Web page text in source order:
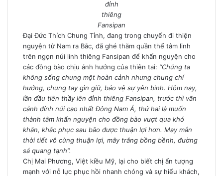
đỉnh
thiêng
Fansipan
Đại Đức Thích Chung Tỉnh, đang trong chuyến đi thiện
nguyện từ Nam ra Bắc, đã ghé thăm quần thể tâm linh
trên ngọn núi linh thiêng Fansipan để khấn nguyện cho
các đồng bào chịu ảnh hưởng của thiên tai: “Chúng ta
không sống chung một hoàn cảnh nhưng chung chí
hướng, chung tay gìn giữ, bảo vệ sự yên bình. Hôm nay,
lần đầu tiên thầy lên đỉnh thiêng Fansipan, trước thì vãn
cảnh đỉnh núi cao nhất Đông Nam Á, thứ hai là muốn
thành tâm khấn nguyện cho đồng bào vượt qua khó
khăn, khắc phục sau bão được thuận lợi hơn. May mắn
thời tiết vô cùng thuận lợi, mây trắng bồng bềnh, đường
sá quang tạnh”.
Chị Mai Phương, Việt kiều Mỹ, lại cho biết chị ấn tượng
mạnh với nỗ lực phục hồi nhanh chóng và sự hiếu khách,